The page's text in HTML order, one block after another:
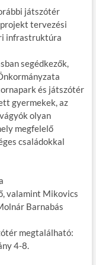
játszótér
tervezési
infrastruktúra
segédkezők,
és játszótér
gyermekek, az
olyan
megfelelő
családokkal
valamint Mikovics
Barnabás
megtalálható:
4-8.